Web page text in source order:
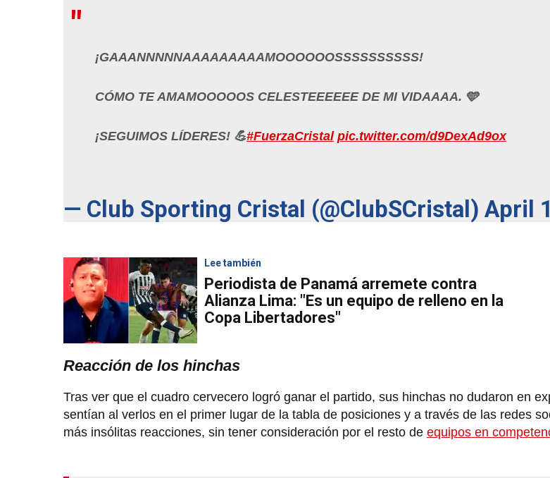
¡GAAANNNNNAAAAAAAAAMOOOOOOSSSSSSSSSS!
CÓMO TE AMAMOOOOOS CELESTEEEEEE DE MI VIDAAAA. 🩵
¡SEGUIMOS LÍDERES! 💪#FuerzaCristal pic.twitter.com/d9DexAd9ox
— Club Sporting Cristal (@ClubSCristal) April
Lee también
Periodista de Panamá arremete contra
Alianza Lima: "Es un equipo de relleno en la
Copa Libertadores"
Reacción de los hinchas
Tras ver que el cuadro cervecero logró ganar el partido, sus hinchas no dudaron en
sentían al verlos en el primer lugar de la tabla de posiciones y a través de las redes
más insólitas reacciones, sin tener consideración por el resto de equipos en